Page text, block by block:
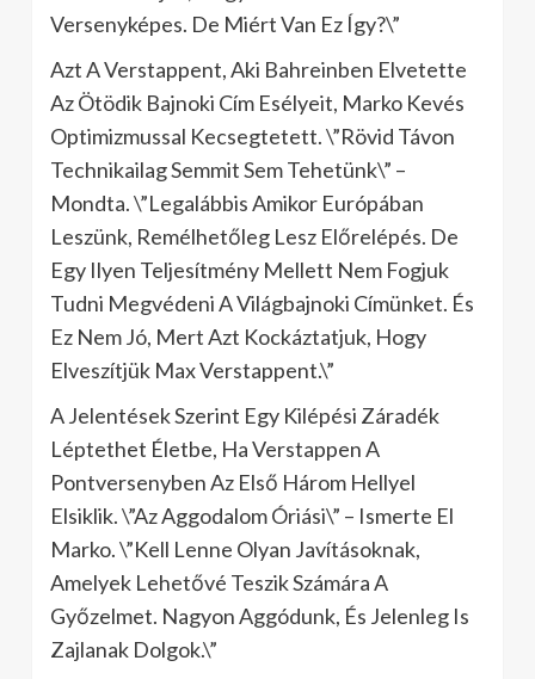
Versenyképes. De Miért Van Ez Így?\”
Azt A Verstappent, Aki Bahreinben Elvetette
Az Ötödik Bajnoki Cím Esélyeit, Marko Kevés
Optimizmussal Kecsegtetett. \”Rövid Távon
Technikailag Semmit Sem Tehetünk\” –
Mondta. \”Legalábbis Amikor Európában
Leszünk, Remélhetőleg Lesz Előrelépés. De
Egy Ilyen Teljesítmény Mellett Nem Fogjuk
Tudni Megvédeni A Világbajnoki Címünket. És
Ez Nem Jó, Mert Azt Kockáztatjuk, Hogy
Elveszítjük Max Verstappent.\”
A Jelentések Szerint Egy Kilépési Záradék
Léptethet Életbe, Ha Verstappen A
Pontversenyben Az Első Három Hellyel
Elsiklik. \”Az Aggodalom Óriási\” – Ismerte El
Marko. \”Kell Lenne Olyan Javításoknak,
Amelyek Lehetővé Teszik Számára A
Győzelmet. Nagyon Aggódunk, És Jelenleg Is
Zajlanak Dolgok.\”